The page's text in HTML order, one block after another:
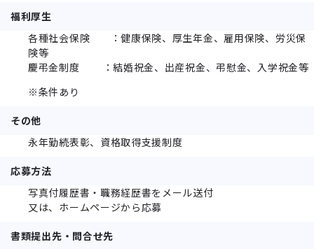
福利厚生
各種社会保険 ：健康保険、厚生年金、雇用保険、労災保
険等
慶弔金制度 ：結婚祝金、出産祝金、弔慰金、入学祝金等
※条件あり
その他
永年勤続表彰、資格取得支援制度
応募方法
写真付履歴書・職務経歴書をメール送付
又は、ホームページから応募
書類提出先・問合せ先